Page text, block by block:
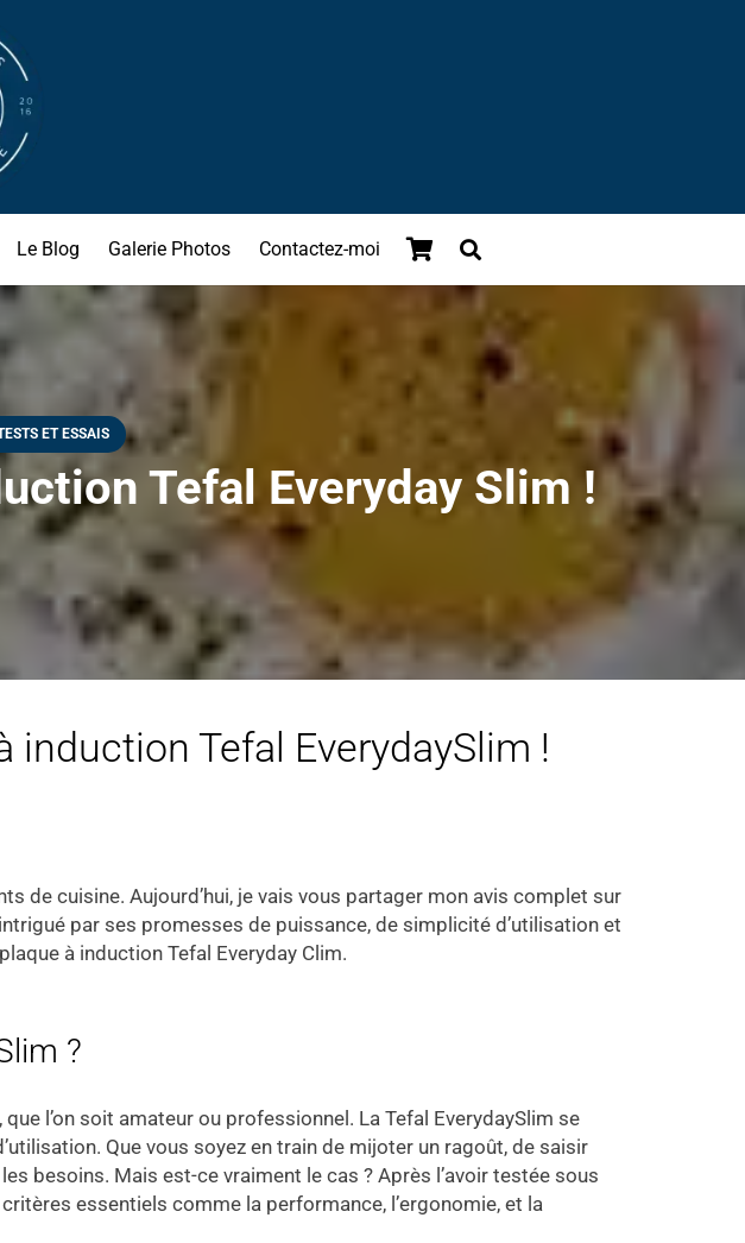
Le Blog Galerie Photos Contactez-moi
ET ESSAIS
Tefal Everyday Slim !
induction Tefal EverydaySlim !
de cuisine. Aujourd’hui, je vais vous partager mon avis complet sur
par ses promesses de puissance, de simplicité d’utilisation et
à induction Tefal Everyday Clim.
?
l’on soit amateur ou professionnel. La Tefal EverydaySlim se
Que vous soyez en train de mijoter un ragoût, de saisir
besoins. Mais est-ce vraiment le cas ? Après l’avoir testée sous
essentiels comme la performance, l’ergonomie, et la